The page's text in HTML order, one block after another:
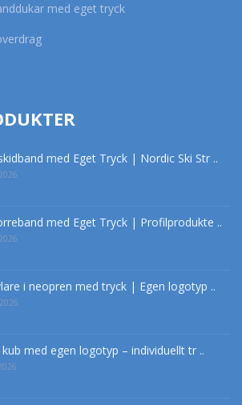
med eget tryck
med Eget Tryck | Nordic Ski Str ..
med Eget Tryck | Profilprodukte ..
i neopren med tryck | Egen logotyp ..
kub med egen logotyp – individuellt tr ..